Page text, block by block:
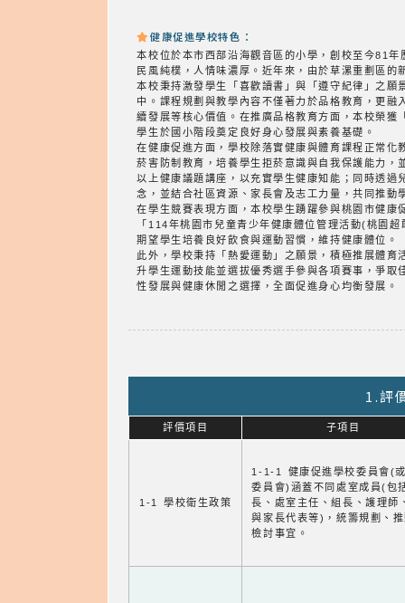
健康促進學校特色：
本校位於本市西部沿海觀音區的小學，創校至今81
民風純樸，人情味濃厚。近年來，由於草漯重劃區
本校秉持激發學生「喜歡讀書」與「遵守紀律」之
中。課程規劃與教學內容不僅著力於品格教育，更
續發展等核心價值。在推廣品格教育方面，本校榮
學生於國小階段奠定良好身心發展與素養基礎。
在健康促進方面，學校除落實健康與體育課程正常
菸害防制教育，培養學生拒菸意識與自我保護能力
以上健康議題講座，以充實學生健康知能；同時透
念，並結合社區資源、家長會及志工力量，共同推動
在學生競賽表現方面，本校學生踴躍參與桃園市健
「114年桃園市兒童青少年健康體位管理活動(桃園
期望學生培養良好飲食與運動習慣，維持健康體位。
此外，學校秉持「熱愛運動」之願景，積極推展體
升學生運動技能並選拔優秀選手參與各項賽事，爭
性發展與健康休閒之選擇，全面促進身心均衡發展。
1.評
評價項目 子項目
1-1 學校衛生政策
1-1-1 健康促進學校委員會(
委員會)涵蓋不同處室成員(包
長、處室主任、組長、護理師
與家長代表等)，統籌規劃、
檢討事宜。